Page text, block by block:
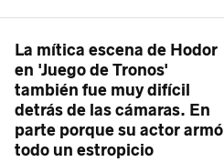
La mítica escena de Hodor
en 'Juego de Tronos'
también fue muy difícil
detrás de las cámaras. En
parte porque su actor armó
todo un estropicio